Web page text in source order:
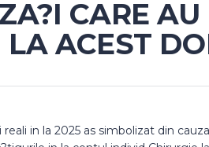
CARE AU
ACEST
in la 2025 as simbolizat din